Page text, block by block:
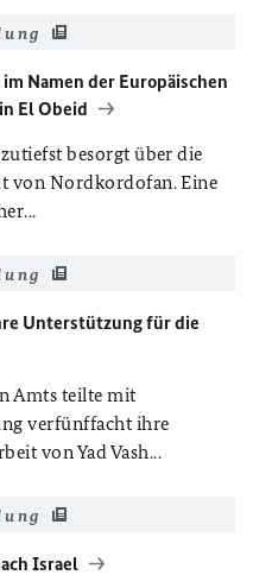
Namen der Europäischen
El Obeid
besorgt über die
von Nordkordofan. Eine
Unterstützung für die
Amts teilte mit
verfünffacht ihre
von Yad Vash...
Israel